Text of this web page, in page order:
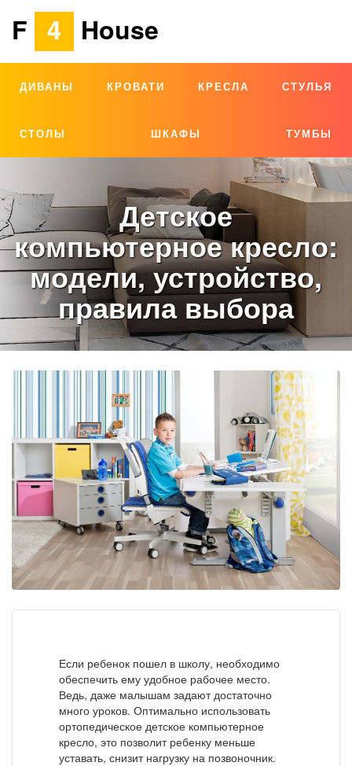
F 4 House
ДИВАНЫ КРОВАТИ КРЕСЛА СТУЛЬЯ
СТОЛЫ ШКАФЫ ТУМБЫ
Детское
компьютерное кресло:
модели, устройство,
правила выбора
Если ребенок пошел в школу, необходимо
обеспечить ему удобное рабочее место.
Ведь, даже малышам задают достаточно
много уроков. Оптимально использовать
ортопедическое детское компьютерное
кресло, это позволит ребенку меньше
уставать, снизит нагрузку на позвоночник.